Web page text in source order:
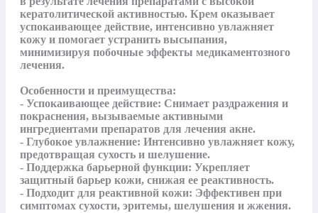
кератолитической активностью. Крем оказывает
успокаивающее действие, интенсивно увлажняет
кожу и помогает устранить высыпания,
минимизируя побочные эффекты медикаментозного
лечения.
Особенности и преимущества:
- Успокаивающее действие: Снимает раздражения и
покраснения, вызываемые активными
ингредиентами препаратов для лечения акне.
- Глубокое увлажнение: Интенсивно увлажняет кожу,
предотвращая сухость и шелушение.
- Поддержка барьерной функции: Укрепляет
защитный барьер кожи, снижая ее реактивность.
- Подходит для реактивной кожи: Эффективен при
симптомах сухости, эритемы, шелушения и жжения.